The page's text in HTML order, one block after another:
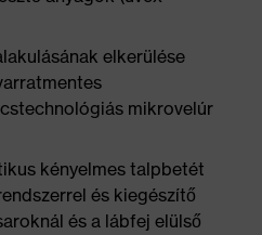
elkerülése
mikrovelúr
kényelmes talpbetét
és kiegészítő
és a lábfej elülső